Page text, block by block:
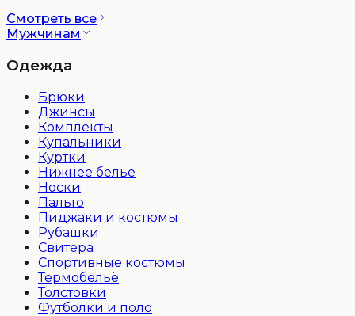
Смотреть все
Мужчинам
Одежда
Брюки
Джинсы
Комплекты
Купальники
Куртки
Нижнее белье
Носки
Пальто
Пиджаки и костюмы
Рубашки
Свитера
Спортивные костюмы
Термобельё
Толстовки
Футболки и поло